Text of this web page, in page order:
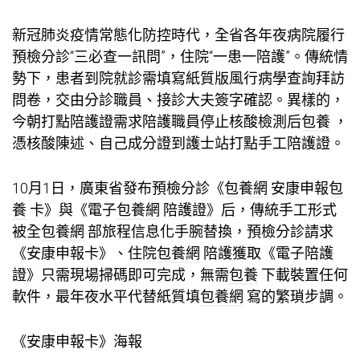
新冠肺炎疫情常態化防控時代，全省各年夜病院履行
預檢分診“三必查一訊問”，住院“一患一陪護”。傳統情
勢下，患者到院就診需填寫紙質版風行病學查詢拜訪
問卷，交由分診職員、接診大夫簽字確認。異樣的，
今朝打點陪護證需求陪護職員停止核酸檢測后包養 ，
憑核酸陳述、自己成分證到護士站打點手工陪護證。
10月1日，廣東省發布預檢分診《包養網 安康申報包
養 卡》與《電子包養網 陪護證》后，傳統手工形式
被全包養網 部旅程信息化手腕替換，預檢分診請求
《安康申報卡》、住院包養網 陪護獲取《電子陪護
證》只需現場掃碼即可完成，無需包養 下載裝置任何
軟件，最年夜水平代替紙質填包養網 寫的繁瑣步調。
《安康申報卡》海報